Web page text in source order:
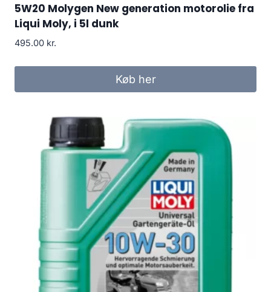
5W20 Molygen New generation motorolie fra
Liqui Moly, i 5l dunk
495.00 kr.
Køb her